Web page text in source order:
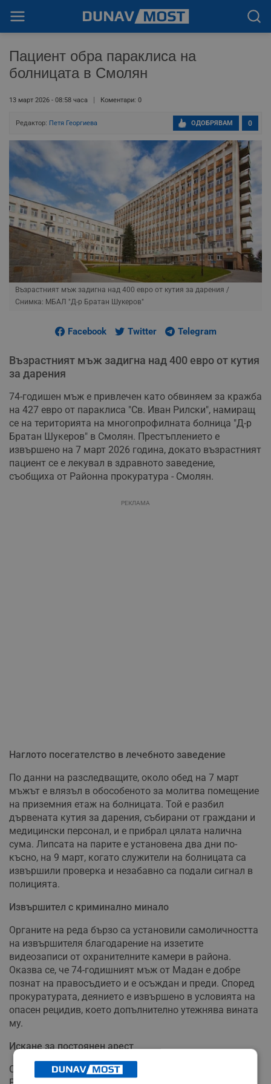
Пациент обра параклиса на
болницата в Смолян
13 март 2026 - 08:58 часа Коментари: 0
Редактор: Петя Георгиева 0
ОДОБРЯВАМ
Възрастният мъж задигна над 400 евро от кутия за дарения /
Снимка: МБАЛ "Д-р Братан Шукеров"
Facebook Twitter Telegram
Възрастният мъж задигна над 400 евро от кутия
за дарения
74-годишен мъж е привлечен като обвиняем за кражба
на 427 евро от параклиса "Св. Иван Рилски", намиращ
се на територията на многопрофилната болница "Д-р
Братан Шукеров" в Смолян. Престъплението е
извършено на 7 март 2026 година, докато възрастният
пациент се е лекувал в здравното заведение,
съобщиха от Районна прокуратура - Смолян.
РЕКЛАМА
Наглото посегателство в лечебното заведение
По данни на разследващите, около обед на 7 март
мъжът е влязъл в обособеното за молитва помещение
на приземния етаж на болницата. Той е разбил
дървената кутия за дарения, събирани от граждани и
медицински персонал, и е прибрал цялата налична
сума. Липсата на парите е установена два дни по-
късно, на 9 март, когато служители на болницата са
извършили проверка и незабавно са подали сигнал в
полицията.
Извършител с криминално минало
Органите на реда бързо са установили самоличността
на извършителя благодарение на иззетите
видеозаписи от охранителните камери в района.
Оказва се, че 74-годишният мъж от Мадан е добре
познат на правосъдието и е осъждан и преди. Според
прокуратурата, деянието е извършено в условията на
опасен рецидив, което допълнително утежнява вината
му.
Искане за постоянен арест
С постановление на наблюдаващия прокурор от